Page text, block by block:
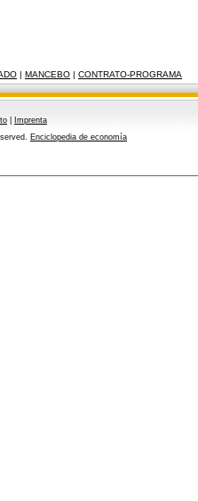
| MANCEBO | CONTRATO-PROGRAMA
Imprenta
Enciclopedia de economía